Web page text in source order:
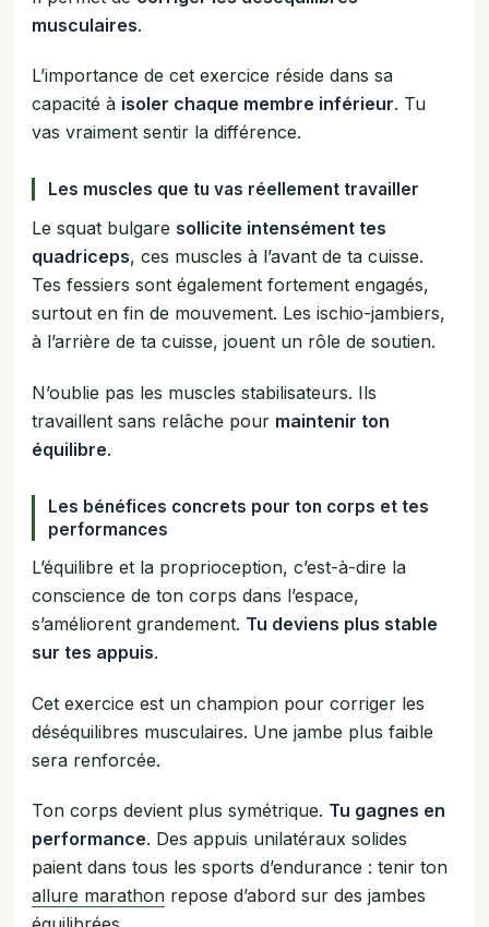
musculaires.
L’importance de cet exercice réside dans sa
capacité à isoler chaque membre inférieur. Tu
vas vraiment sentir la différence.
Les muscles que tu vas réellement travailler
Le squat bulgare sollicite intensément tes
quadriceps, ces muscles à l’avant de ta cuisse.
Tes fessiers sont également fortement engagés,
surtout en fin de mouvement. Les ischio-jambiers,
à l’arrière de ta cuisse, jouent un rôle de soutien.
N’oublie pas les muscles stabilisateurs. Ils
travaillent sans relâche pour maintenir ton
équilibre.
Les bénéfices concrets pour ton corps et tes
performances
L’équilibre et la proprioception, c’est-à-dire la
conscience de ton corps dans l’espace,
s’améliorent grandement. Tu deviens plus stable
sur tes appuis.
Cet exercice est un champion pour corriger les
déséquilibres musculaires. Une jambe plus faible
sera renforcée.
Ton corps devient plus symétrique. Tu gagnes en
performance. Des appuis unilatéraux solides
paient dans tous les sports d’endurance : tenir ton
allure marathonrepose d’abord sur des jambes